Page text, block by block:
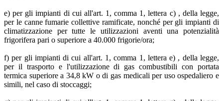
e) per gli impianti di cui all'art. 1, comma 1, lettera c) , della legge,
per le canne fumarie collettive ramificate, nonché per gli impianti di
climatizzazione per tutte le utilizzazioni aventi una potenzialità
frigorifera pari o superiore a 40.000 frigorie/ora;
f) per gli impianti di cui all'art. 1, comma 1, lettera e) , della legge,
per il trasporto e l'utilizzazione di gas combustibili con portata
termica superiore a 34,8 kW o di gas medicali per uso ospedaliero e
simili, nel caso di stoccaggi;